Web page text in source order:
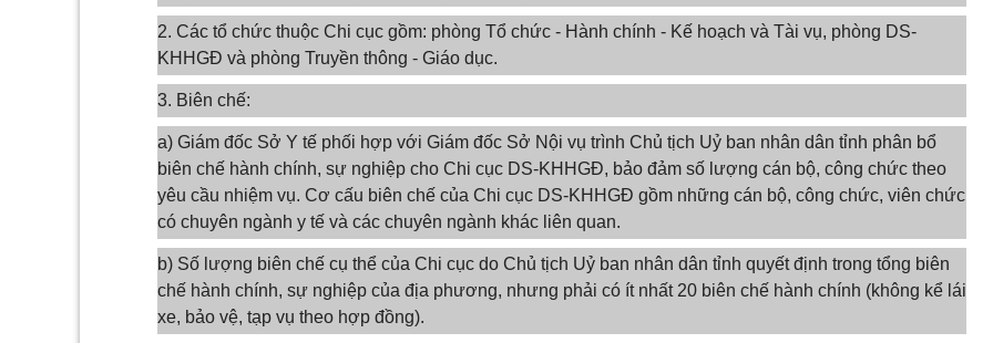
2. Các tổ chức thuộc Chi cục gồm: phòng Tổ chức - Hành chính - Kế hoạch và Tài vụ, phòng DS-
KHHGĐ và phòng Truyền thông - Giáo dục.
3. Biên chế:
a) Giám đốc Sở Y tế phối hợp với Giám đốc Sở Nội vụ trình Chủ tịch Uỷ ban nhân dân tỉnh phân bổ
biên chế hành chính, sự nghiệp cho Chi cục DS-KHHGĐ, bảo đảm số lượng cán bộ, công chức theo
yêu cầu nhiệm vụ. Cơ cấu biên chế của Chi cục DS-KHHGĐ gồm những cán bộ, công chức, viên chức
có chuyên ngành y tế và các chuyên ngành khác liên quan.
b) Số lượng biên chế cụ thể của Chi cục do Chủ tịch Uỷ ban nhân dân tỉnh quyết định trong tổng biên
chế hành chính, sự nghiệp của địa phương, nhưng phải có ít nhất 20 biên chế hành chính (không kể lái
xe, bảo vệ, tạp vụ theo hợp đồng).